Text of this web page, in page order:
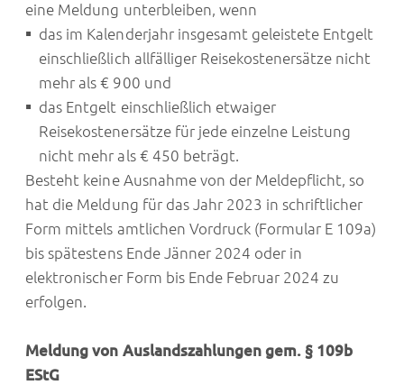
eine Meldung unterbleiben, wenn
das im Kalenderjahr insgesamt geleistete Entgelt
einschließlich allfälliger Reisekostenersätze nicht
mehr als € 900 und
das Entgelt einschließlich etwaiger
Reisekostenersätze für jede einzelne Leistung
nicht mehr als € 450 beträgt.
Besteht keine Ausnahme von der Meldepflicht, so
hat die Meldung für das Jahr 2023 in schriftlicher
Form mittels amtlichen Vordruck (Formular E 109a)
bis spätestens Ende Jänner 2024 oder in
elektronischer Form bis Ende Februar 2024 zu
erfolgen.
Meldung von Auslandszahlungen gem. § 109b
EStG